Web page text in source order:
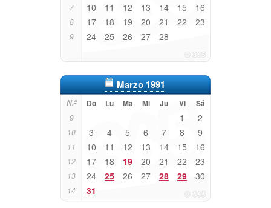
7 10 11 12 13 14 15 16
8 17 18 19 20 21 22 23
9 24 25 26 27 28
Marzo 1991
N.º Do Lu Ma Mi Ju Vi Sá
9 1 2
10 3 4 5 6 7 8 9
11 10 11 12 13 14 15 16
12 17 18 19 20 21 22 23
13 24 25 26 27 28 29 30
14 31